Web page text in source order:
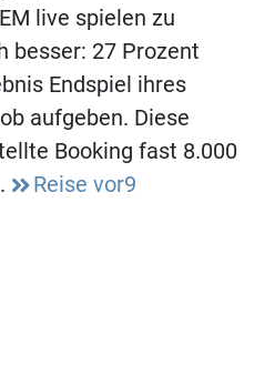
live spielen zu
besser: 27 Prozent
Endspiel ihres
aufgeben. Diese
Booking fast 8.000
Reise vor9